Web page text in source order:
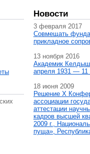
Новости
3 февраля 2017
Совмещать
прикладное
13 ноября 2016
Академик
апреля 1931 — 11
18 июня 2009
Решение X
ассоциации
аттестации
кадров высшей
2009 г.,
пуща»,